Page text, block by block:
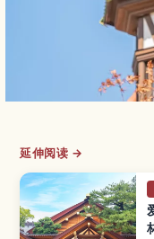
延伸阅读 →